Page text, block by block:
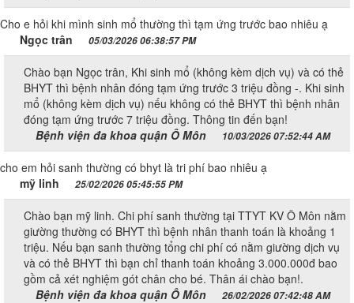
Cho e hỏi khi mình sinh mổ thường thì tạm ứng trước bao nhiêu ạ
Ngọc trân 05/03/2026 06:38:57 PM
Chào bạn Ngọc trân, Khi sinh mổ (không kèm dịch vụ) và có thẻ
BHYT thì bệnh nhân đóng tạm ứng trước 3 triệu đồng -. Khi sinh
mổ (không kèm dịch vụ) nếu không có thẻ BHYT thì bệnh nhân
đóng tạm ứng trước 7 triệu đồng. Thông tin đến bạn!
Bệnh viện đa khoa quận Ô Môn
10/03/2026 07:52:44 AM
cho em hỏi sanh thường có bhyt là tri phí bao nhiêu ạ
mỹ linh 25/02/2026 05:45:55 PM
Chào bạn mỹ linh. Chi phí sanh thường tại TTYT KV Ô Môn nằm
giường thường có BHYT thì bệnh nhân thanh toán là khoảng 1
triệu. Nếu bạn sanh thường tổng chi phí có nằm giường dịch vụ
và có thẻ BHYT thì bạn chỉ thanh toán khoảng 3.000.000đ bao
gồm cả xét nghiệm gót chân cho bé. Thân ái chào bạn!.
Bệnh viện đa khoa quận Ô Môn
26/02/2026 07:42:48 AM